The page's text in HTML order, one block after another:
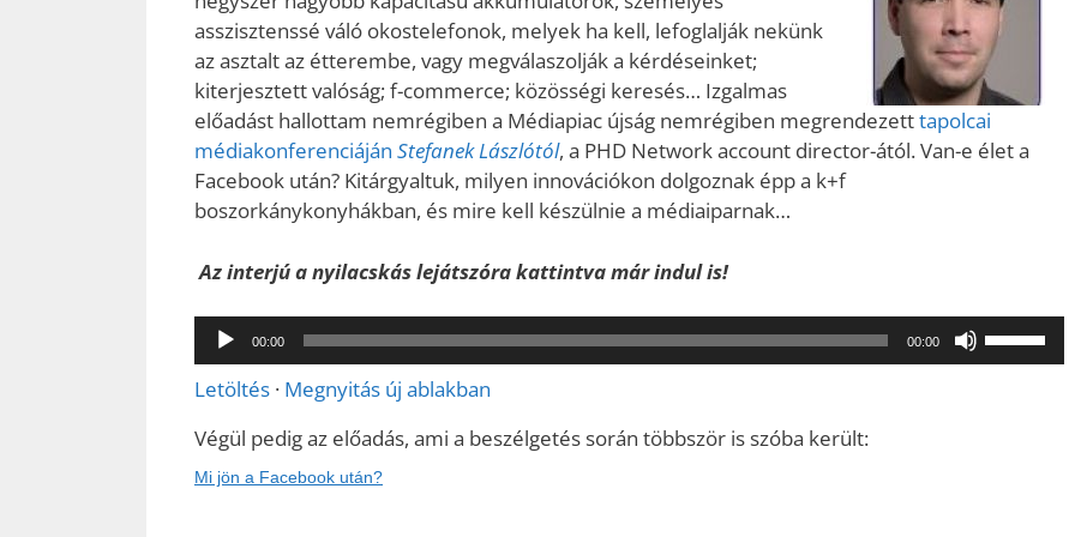
asszisztenssé váló okostelefonok, melyek ha kell, lefoglalják nekünk
az asztalt az étterembe, vagy megválaszolják a kérdéseinket;
kiterjesztett valóság; f-commerce; közösségi keresés… Izgalmas
előadást hallottam nemrégiben a Médiapiac újság nemrégiben megrendezetttapolcai
médiakonferenciáján Stefanek Lászlótól, a PHD Network account director-ától. Van-e élet a
Facebook után? Kitárgyaltuk, milyen innovációkon dolgoznak épp a k+f
boszorkánykonyhákban, és mire kell készülnie a médiaiparnak…
Az interjú a nyilacskás lejátszóra kattintva már indul is!
Audió
lejátszó
00:00 00:00
A
hangerő
Letöltés · Megnyitás új ablakban
Végül pedig az előadás, ami a beszélgetés során többször is szóba került:
Mi jön a Facebook után?